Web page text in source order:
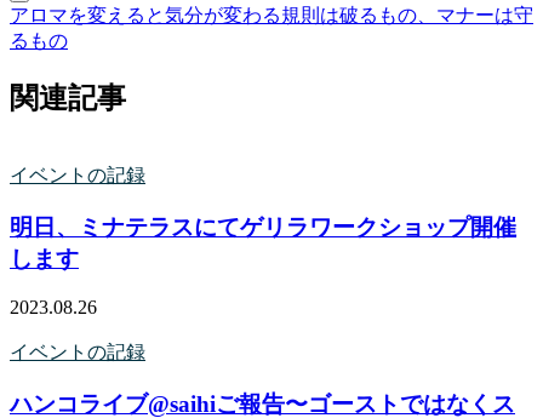
アロマを変えると気分が変わる規則は破るもの、マナーは守
るもの
関連記事
イベントの記録
明日、ミナテラスにてゲリラワークショップ開催
します
2023.08.26
イベントの記録
ハンコライブ@saihiご報告〜ゴーストではなくス